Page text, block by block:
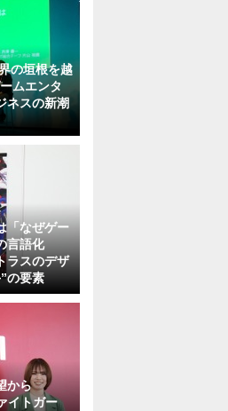
の垣根を越
ムエンタ
ネスの新潮
「なぜゲー
言語化
ラスのデザ
の要素
から
イトガー